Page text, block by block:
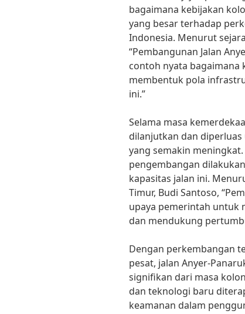
bagaimana kebijakan
yang besar terhadap
Indonesia. Menurut
“Pembangunan Jalan
contoh nyata bagaimana
membentuk pola
ini.”
Selama masa
dilanjutkan dan
yang semakin
pengembangan
kapasitas jalan ini.
Timur, Budi Santoso,
upaya pemerintah untuk
dan mendukung
Dengan perkembangan
pesat, jalan Anyer-
signifikan dari masa
dan teknologi baru
keamanan dalam